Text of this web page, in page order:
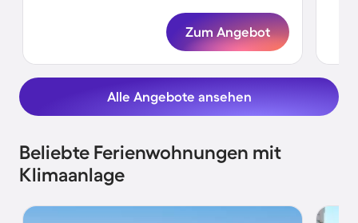
Zum Angebot
Alle Angebote ansehen
Beliebte Ferienwohnungen mit
Klimaanlage